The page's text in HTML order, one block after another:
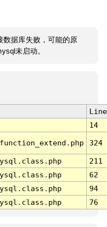
数据库失败，可能的原
未启动。
Line
14
324
211
62
94
76